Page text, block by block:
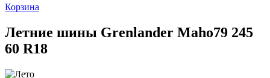
Корзина
Летние шины Grenlander Maho79 245
60 R18